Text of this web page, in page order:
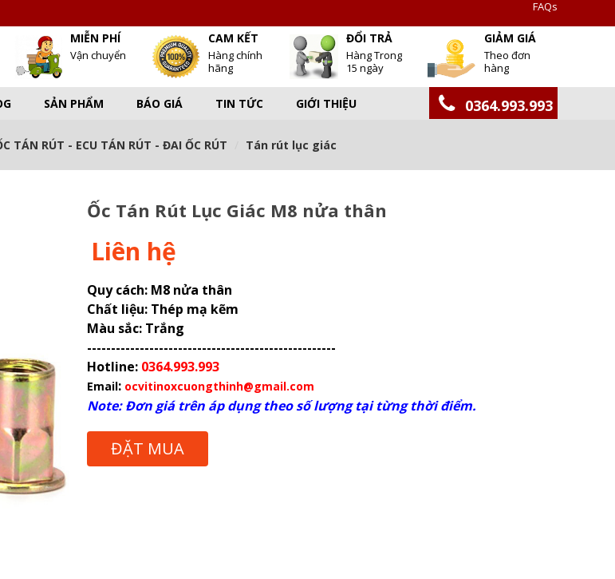
FAQs
MIỄN PHÍ
Vận chuyển
CAM KẾT
Hàng chính
hãng
ĐỔI TRẢ
Hàng Trong
15 ngày
GIẢM GIÁ
Theo đơn
hàng
SẢN PHẨM BÁO GIÁ TIN TỨC GIỚI THIỆU 0364.993.993
TÁN RÚT - ECU TÁN RÚT - ĐAI ỐC RÚT Tán rút lục giác
Ốc Tán Rút Lục Giác M8 nửa thân
Liên hệ
Quy cách: M8 nửa thân
Chất liệu: Thép mạ kẽm
Màu sắc: Trắng
----------------------------------------------------
Hotline: 0364.993.993
Email: ocvitinoxcuongthinh@gmail.com
Note: Đơn giá trên áp dụng theo số lượng tại từng thời điểm.
ĐẶT MUA